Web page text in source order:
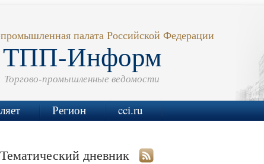
палата Российской Федерации
ТПП-Информ
Торгово-промышленные ведомости
Регион cci.ru
Тематический дневник